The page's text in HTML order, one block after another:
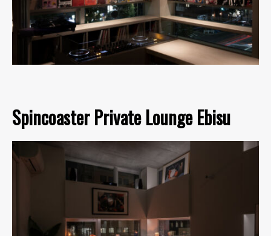
Spincoaster Private Lounge Ebisu